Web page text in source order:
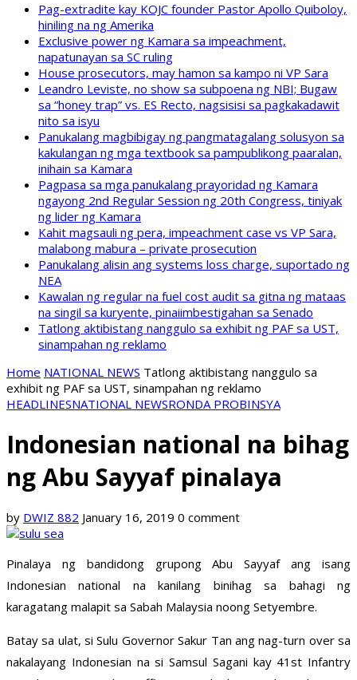
Pag-extradite kay KOJC founder Pastor Apollo Quiboloy,
hiniling na ng Amerika
Exclusive power ng Kamara sa impeachment,
napatunayan sa SC ruling
House prosecutors, may hamon sa kampo ni VP Sara
Leandro Leviste, no show sa subpoena ng NBI; Bugaw
sa “honey trap” vs. ES Recto, nagsisisi sa pagkakadawit
nito sa isyu
Panukalang magbibigay ng pangmatagalang solusyon sa
kakulangan ng mga textbook sa pampublikong paaralan,
inihain sa Kamara
Pagpasa sa mga panukalang prayoridad ng Kamara
ngayong 2nd Regular Session ng 20th Congress, tiniyak
ng lider ng Kamara
Kahit magsauli ng pera, impeachment case vs VP Sara,
malabong mabura – private prosecution
Panukalang alisin ang systems loss charge, suportado ng
NEA
Kawalan ng regular na fuel cost audit sa gitna ng mataas
na singil sa kuryente, pinaiimbestigahan sa Senado
Tatlong aktibistang nanggulo sa exhibit ng PAF sa UST,
sinampahan ng reklamo
Home NATIONAL NEWS Tatlong aktibistang nanggulo sa
exhibit ng PAF sa UST, sinampahan ng reklamo
HEADLINESNATIONAL NEWSRONDA PROBINSYA
Indonesian national na bihag
ng Abu Sayyaf pinalaya
by DWIZ 882 January 16, 2019 0 comment
Pinalaya ng bandidong grupong Abu Sayyaf ang isang
Indonesian national na kanilang binihag sa bahagi ng
karagatang malapit sa Sabah Malaysia noong Setyembre.
Batay sa ulat, si Sulu Governor Sakur Tan ang nag-turn over sa
nakalayang Indonesian na si Samsul Sagani kay 41st Infantry